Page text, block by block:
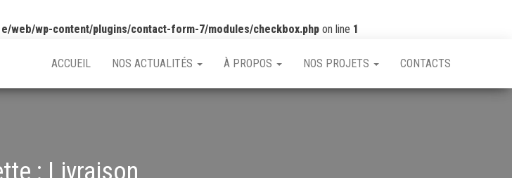
web/wp-content/plugins/contact-form-7/modules/checkbox.php on line 1
ACCUEIL NOS ACTUALITÉS À PROPOS NOS PROJETS CONTACTS
: Livraison